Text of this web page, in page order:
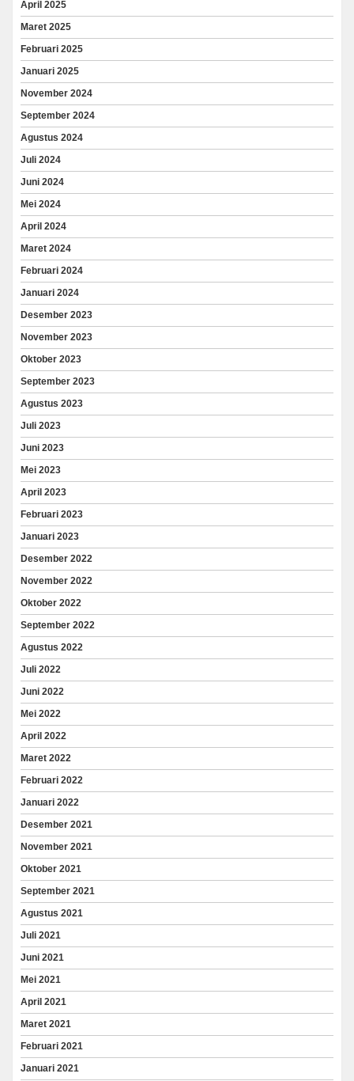
April 2025
Maret 2025
Februari 2025
Januari 2025
November 2024
September 2024
Agustus 2024
Juli 2024
Juni 2024
Mei 2024
April 2024
Maret 2024
Februari 2024
Januari 2024
Desember 2023
November 2023
Oktober 2023
September 2023
Agustus 2023
Juli 2023
Juni 2023
Mei 2023
April 2023
Februari 2023
Januari 2023
Desember 2022
November 2022
Oktober 2022
September 2022
Agustus 2022
Juli 2022
Juni 2022
Mei 2022
April 2022
Maret 2022
Februari 2022
Januari 2022
Desember 2021
November 2021
Oktober 2021
September 2021
Agustus 2021
Juli 2021
Juni 2021
Mei 2021
April 2021
Maret 2021
Februari 2021
Januari 2021